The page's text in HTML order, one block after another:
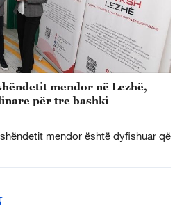
mendor në Lezhë,
për tre bashki
mendor është dyfishuar që